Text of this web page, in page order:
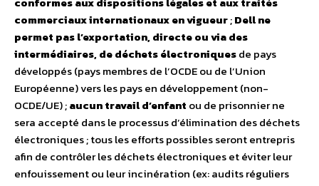
commerciaux internationaux en vigueur;Dell ne
permet pas l’exportation, directe ou via des
intermédiaires, de déchets électroniquesde pays
développés (pays membres de l’OCDE ou de l’Union
Européenne) vers les pays en développement (non-
OCDE/UE) ;aucun travail d’enfant ou de prisonnier ne
sera accepté dans le processus d’élimination des déchets
électroniques ; tous les efforts possibles seront entrepris
afin de contrôler les déchets électroniques et éviter leur
enfouissement ou leur incinération (ex: audits réguliers